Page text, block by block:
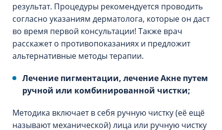
результат. Процедуры рекомендуется проводить
согласно указаниям дерматолога, которые он даст
во время первой консультации! Также врач
расскажет о противопоказаниях и предложит
альтернативные методы терапии.
Лечение пигментации, лечение Акне путем
ручной или комбинированной чистки;
Методика включает в себя ручную чистку (её ещё
называют механической) лица или ручную чистку